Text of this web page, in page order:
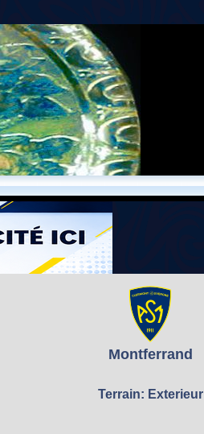
Montferrand
Terrain: Exterieur